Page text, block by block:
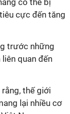
có thể bị
cực đến tăng
trước những
quan đến
thế giới
lại nhiều cơ